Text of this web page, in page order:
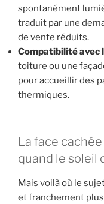
spontanément
traduit par une
de vente réduits.
Compatibilité avec
toiture ou une
pour accueillir des
thermiques.
La face
quand le soleil
Mais voilà où le
et franchement plus